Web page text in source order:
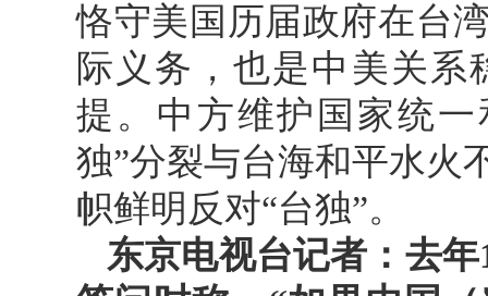
恪守美国历届政府在台
际义务，也是中美关系
提。中方维护国家统
独”分裂与台海和平水火
帜鲜明反对“台独”。
东京电视台记者：去